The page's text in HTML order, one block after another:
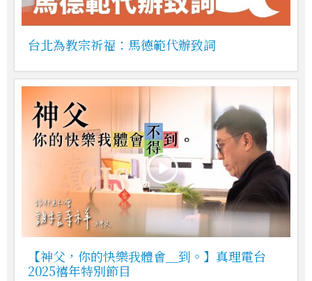
台北為教宗祈福：馬德範代辦致詞
【神父，你的快樂我體會＿到。】真理電台
2025禧年特別節目